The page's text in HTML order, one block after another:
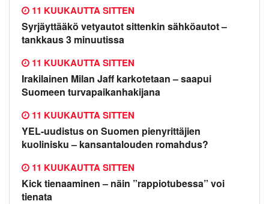
Syrjäyttääkö vetyautot sittenkin sähköautot –
tankkaus 3 minuutissa
11 KUUKAUTTA SITTEN
Irakilainen Milan Jaff karkotetaan – saapui
Suomeen turvapaikanhakijana
11 KUUKAUTTA SITTEN
YEL-uudistus on Suomen pienyrittäjien
kuolinisku – kansantalouden romahdus?
11 KUUKAUTTA SITTEN
Kick tienaaminen – näin ”rappiotubessa” voi
tienata
11 KUUKAUTTA SITTEN